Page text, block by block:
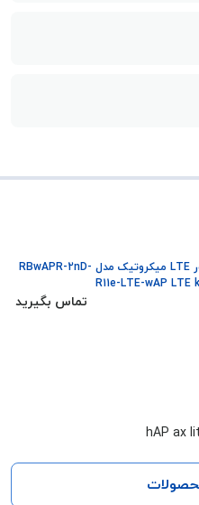
روتر سیم کارت خور LTE میکروتیک مدل RBwAPR-2nD-
R11e-LTE-wAP LTE
تماس بگیرید